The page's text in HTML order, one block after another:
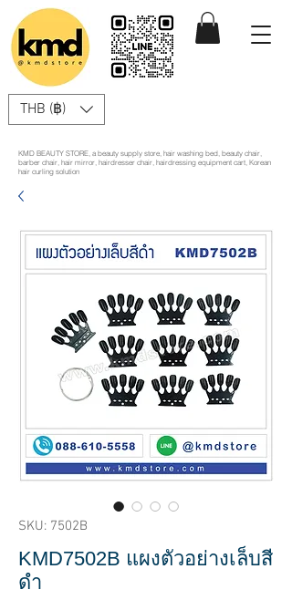
THB (฿)
KMD BEAUTY STORE, a beauty supply store, hair washing bed, beauty chair,
barber chair, hair mirror, hairdresser chair, hairdressing equipment cart, Korean
hair curling solution
SKU: 7502B
KMD7502B แผงตัวอย่างเล็บสี
ดำ